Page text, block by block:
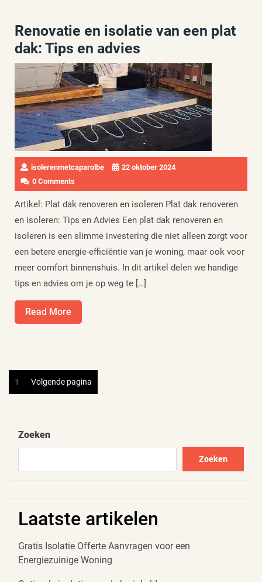
Renovatie en isolatie van een plat
dak: Tips en advies
isolerenmetcaparolbe
22 oktober 2024
0 Comments
Artikel: Plat dak renoveren en isoleren Plat dak renoveren
en isoleren: Tips en Advies Een plat dak renoveren en
isoleren is een slimme investering die niet alleen zorgt voor
een betere energie-efficiëntie van je woning, maar ook voor
meer comfort binnenshuis. In dit artikel delen we handige
tips en advies om je op weg te […]
Read More
More
Berichten
Pagina
1 Volgende pagina
Zoeken
Zoeken
Laatste artikelen
Gratis Isolatie Offerte Aanvragen voor een
Energiezuinige Woning